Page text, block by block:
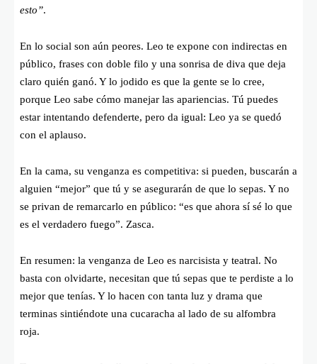
esto”.
En lo social son aún peores. Leo te expone con indirectas en
público, frases con doble filo y una sonrisa de diva que deja
claro quién ganó. Y lo jodido es que la gente se lo cree,
porque Leo sabe cómo manejar las apariencias. Tú puedes
estar intentando defenderte, pero da igual: Leo ya se quedó
con el aplauso.
En la cama, su venganza es competitiva: si pueden, buscarán a
alguien “mejor” que tú y se asegurarán de que lo sepas. Y no
se privan de remarcarlo en público: “es que ahora sí sé lo que
es el verdadero fuego”. Zasca.
En resumen: la venganza de Leo es narcisista y teatral. No
basta con olvidarte, necesitan que tú sepas que te perdiste a lo
mejor que tenías. Y lo hacen con tanta luz y drama que
terminas sintiéndote una cucaracha al lado de su alfombra
roja.